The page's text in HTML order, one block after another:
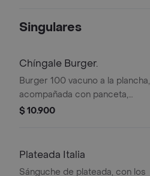
Singulares
Chíngale Burger.
Burger 100 vacuno a la plancha,
acompañada con panceta,
guacamole, pepinillos, lechuga y
$ 10.900
Plateada Italia
Sánguche de plateada, con los